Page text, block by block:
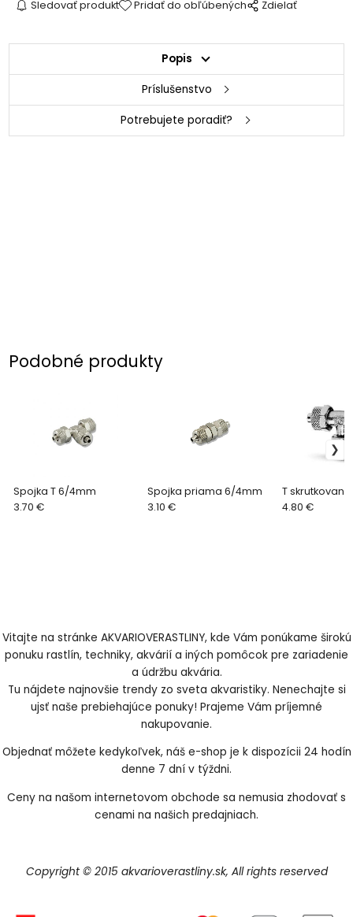
Sledovať produkt Pridať do obľúbených Zdielať
Popis
Príslušenstvo
Potrebujete poradiť?
Podobné produkty
Spojka T 6/4mm
3.70 €
Spojka priama 6/4mm
3.10 €
T
4.80 €
Vitajte na stránke AKVARIOVERASTLINY, kde Vám ponúkame širokú
ponuku rastlín, techniky, akvárií a iných pomôcok pre zariadenie
a údržbu akvária.
Tu nájdete najnovšie trendy zo sveta akvaristiky. Nenechajte si
ujsť naše prebiehajúce ponuky! Prajeme Vám príjemné
nakupovanie.
Objednať môžete kedykoľvek, náš e-shop je k dispozícii 24 hodín
denne 7 dní v týždni.
Ceny na našom internetovom obchode sa nemusia zhodovať s
cenami na našich predajniach.
Copyright © 2015 akvarioverastliny.sk, All rights reserved